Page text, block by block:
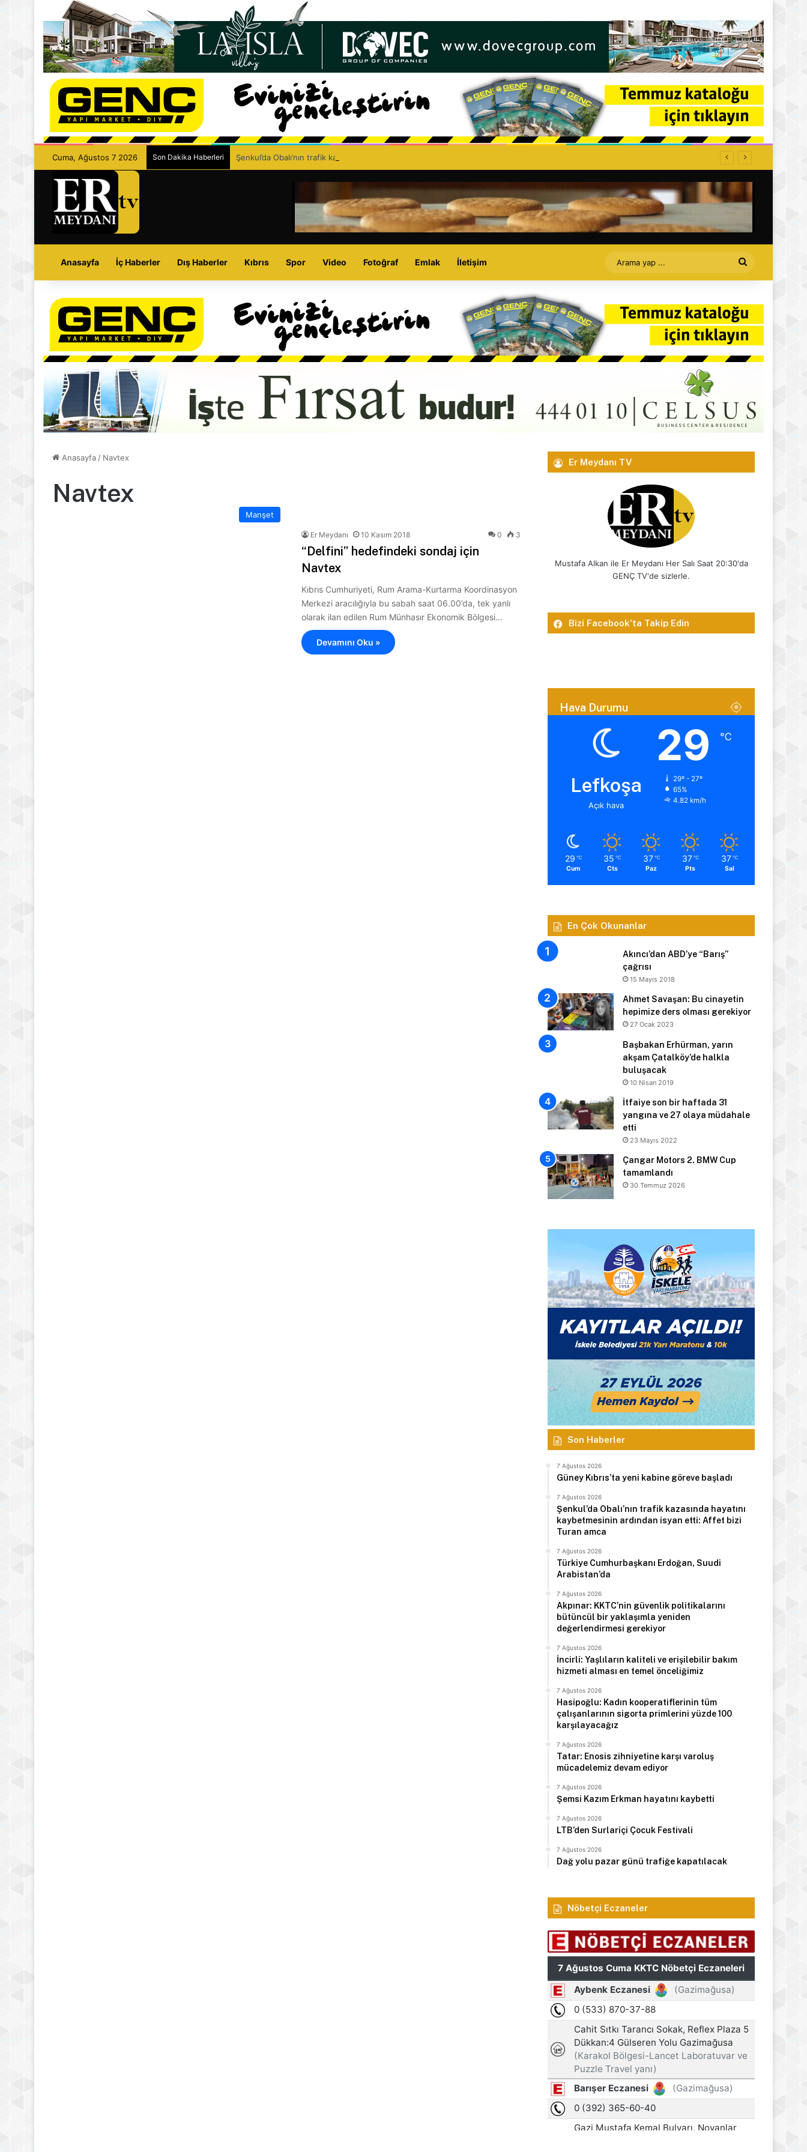
Cuma, Ağustos 7 2026 Son Dakika Haberleri Şenkul’da Obalı’nın trafik kazasında hayatını kaybetmesinin ardından isyan etti: Affet bizi Turan amca
Anasayfa İç Haberler Dış Haberler Kıbrıs Spor Video Fotoğraf Emlak İletişim
Arama
yap
...
Anasayfa/ Navtex
Navtex
Manşet
Er Meydanı 10 Kasım 2018 0 3
“Delfini” hedefindeki sondaj için
Navtex
Kıbrıs Cumhuriyeti, Rum Arama-Kurtarma Koordinasyon
Merkezi aracılığıyla bu sabah saat 06.00’da, tek yanlı
olarak ilan edilen Rum Münhasır Ekonomik Bölgesi…
Devamını Oku »
Er Meydanı TV
Mustafa Alkan ile Er Meydanı Her Salı Saat 20:30'da
GENÇ TV'de sizlerle.
Bizi Facebook’ta Takip Edin
Hava Durumu
Lefkoşa
Açık hava
29 ℃
29º - 27º
65%
4.82 km/h
29 ℃
Cum
35 ℃
Cts
37 ℃
Paz
37 ℃
Pts
37 ℃
Sal
En Çok Okunanlar
Akıncı’dan ABD’ye “Barış”
çağrısı
15 Mayıs 2018
Ahmet Savaşan: Bu cinayetin
hepimize ders olması gerekiyor
27 Ocak 2023
Başbakan Erhürman, yarın
akşam Çatalköy’de halkla
buluşacak
10 Nisan 2019
İtfaiye son bir haftada 31
yangına ve 27 olaya müdahale
etti
23 Mayıs 2022
Çangar Motors 2. BMW Cup
tamamlandı
30 Temmuz 2026
Son Haberler
7 Ağustos 2026
Güney Kıbrıs’ta yeni kabine göreve başladı
7 Ağustos 2026
Şenkul’da Obalı’nın trafik kazasında hayatını
kaybetmesinin ardından isyan etti: Affet bizi
Turan amca
7 Ağustos 2026
Türkiye Cumhurbaşkanı Erdoğan, Suudi
Arabistan’da
7 Ağustos 2026
Akpınar: KKTC’nin güvenlik politikalarını
bütüncül bir yaklaşımla yeniden
değerlendirmesi gerekiyor
7 Ağustos 2026
İncirli: Yaşlıların kaliteli ve erişilebilir bakım
hizmeti alması en temel önceliğimiz
7 Ağustos 2026
Hasipoğlu: Kadın kooperatiflerinin tüm
çalışanlarının sigorta primlerini yüzde 100
karşılayacağız
7 Ağustos 2026
Tatar: Enosis zihniyetine karşı varoluş
mücadelemiz devam ediyor
7 Ağustos 2026
Şemsi Kazım Erkman hayatını kaybetti
7 Ağustos 2026
LTB’den Surlariçi Çocuk Festivali
7 Ağustos 2026
Dağ yolu pazar günü trafiğe kapatılacak
Nöbetçi Eczaneler